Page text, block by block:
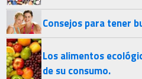
Consejos para tener
Los alimentos
de su consumo.